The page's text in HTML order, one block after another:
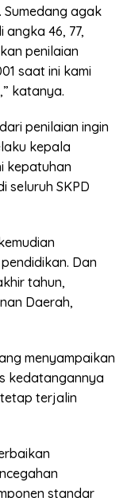
Sumedang agak
46, 77,
penilaian
saat ini kami
katanya.
penilaian ingin
kepala
kepatuhan
seluruh SKPD
Dan
tahun,
Daerah,
menyampaikan
kedatangannya
tetap terjalin
standar